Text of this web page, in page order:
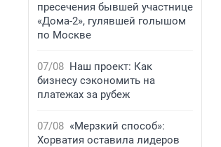
пресечения бывшей участнице
«Дома-2», гулявшей голышом
по Москве
07/08 Наш проект: Как
бизнесу сэкономить на
платежах за рубеж
07/08 «Мерзкий способ»:
Хорватия оставила лидеров